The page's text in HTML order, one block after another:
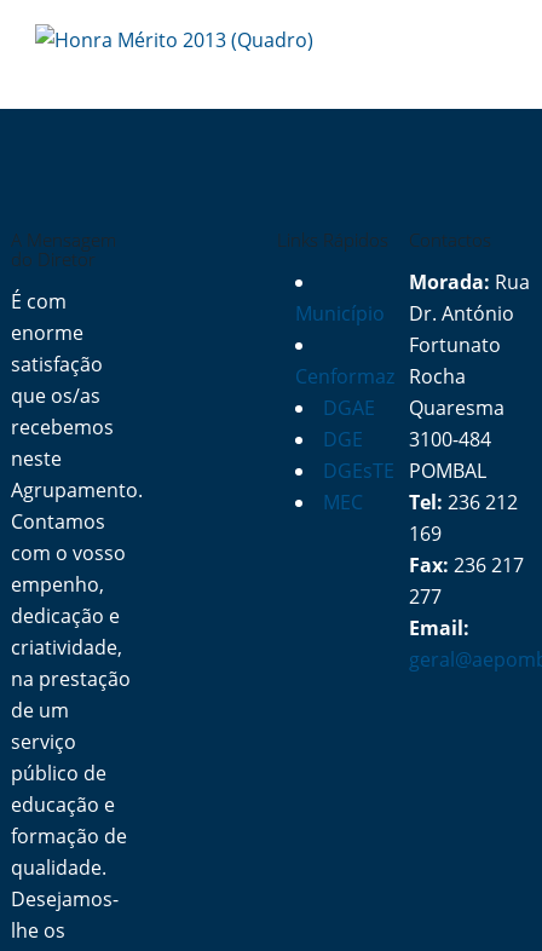
A Mensagem
do Diretor
É com
enorme
satisfação
que os/as
recebemos
neste
Agrupamento.
Contamos
com o vosso
empenho,
dedicação e
criatividade,
na prestação
de um
serviço
público de
educação e
formação de
qualidade.
Desejamos-
lhe os
Links Rápidos
Município
Cenformaz
DGAE
DGE
DGEsTE
MEC
Contactos
Morada: Rua
Dr. António
Fortunato
Rocha
Quaresma
3100-484
POMBAL
Tel: 236 212
169
Fax: 236 217
277
Email: